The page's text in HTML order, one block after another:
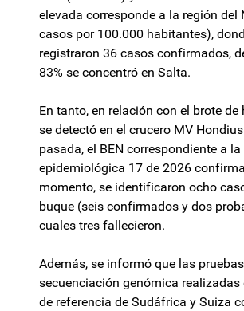
elevada corresponde a la región del
casos por 100.000 habitantes),
registraron 36 casos confirmados,
83% se concentró en Salta.
En tanto, en relación con el brote
se detectó en el crucero MV
pasada, el BEN correspondiente a
epidemiológica 17 de 2026
momento, se identificaron ocho
buque (seis confirmados y dos
cuales tres fallecieron.
Además, se informó que las
secuenciación genómica
de referencia de Sudáfrica y Suiza